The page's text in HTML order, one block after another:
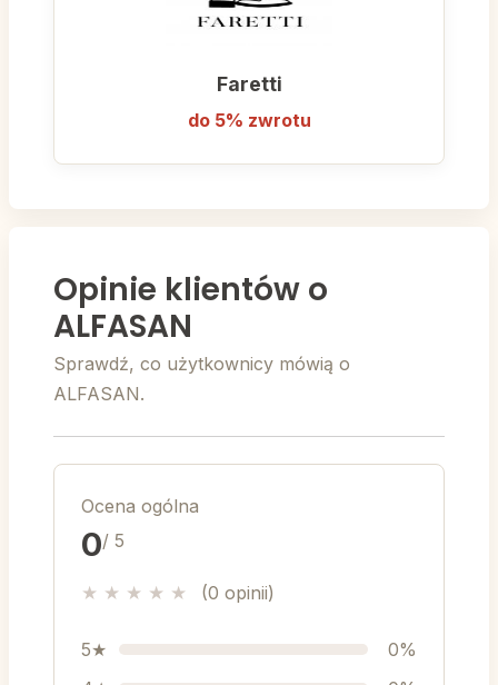
Faretti
do 5% zwrotu
Opinie klientów o
ALFASAN
Sprawdź, co użytkownicy mówią o
ALFASAN.
Ocena ogólna
0/ 5
★ ★ ★ ★ ★ (0 opinii)
5★
0%